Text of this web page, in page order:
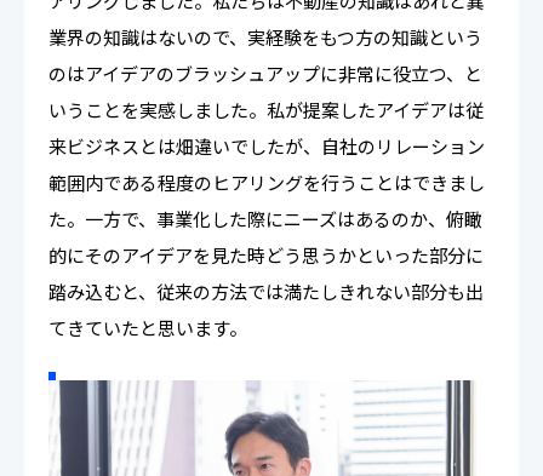
業界の知識はないので、実経験をもつ方の知識という
のはアイデアのブラッシュアップに非常に役立つ、と
いうことを実感しました。私が提案したアイデアは従
来ビジネスとは畑違いでしたが、自社のリレーション
範囲内である程度のヒアリングを行うことはできまし
た。一方で、事業化した際にニーズはあるのか、俯瞰
的にそのアイデアを見た時どう思うかといった部分に
踏み込むと、従来の方法では満たしきれない部分も出
てきていたと思います。